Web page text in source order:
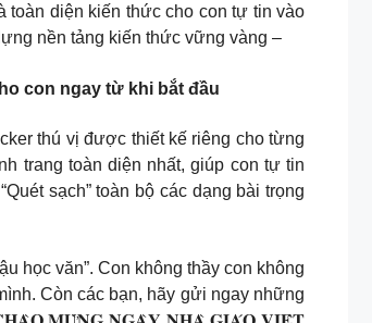
toàn diện kiến thức cho con tự tin vào
nền tảng kiến thức vững vàng –
con ngay từ khi bắt đầu
thú vị được thiết kế riêng cho từng
trang toàn diện nhất, giúp con tự tin
sạch” toàn bộ các dạng bài trọng
văn”. Con không thầy con không
Còn các bạn, hãy gửi ngay những